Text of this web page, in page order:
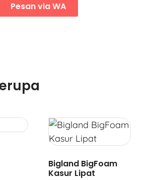
Pesan via WA
Bigland BigFoam
Kasur Lipat